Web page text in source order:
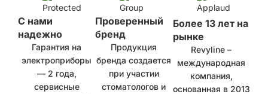
С нами
надежно
Гарантия на
электроприборы
— 2 года,
сервисные
Проверенный
бренд
Продукция
бренда создается
при участии
стоматологов и
Более 13 лет на
рынке
Revyline –
международная
компания,
основанная в 2013